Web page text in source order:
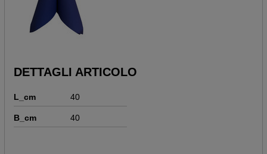
DETTAGLI ARTICOLO
L_cm 40
B_cm 40